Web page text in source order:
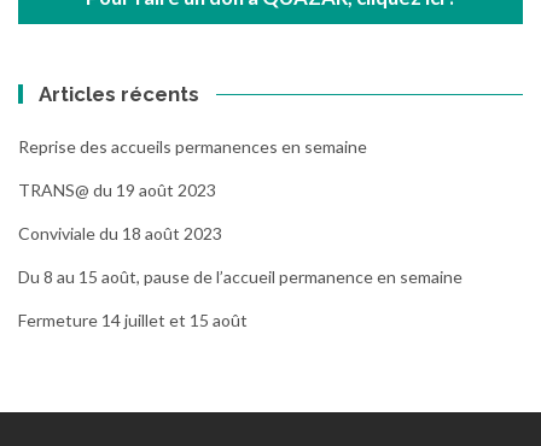
Articles récents
Reprise des accueils permanences en semaine
TRANS@ du 19 août 2023
Conviviale du 18 août 2023
Du 8 au 15 août, pause de l’accueil permanence en semaine
Fermeture 14 juillet et 15 août